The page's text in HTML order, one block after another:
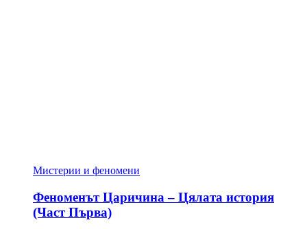
Мистерии и феномени
Феноменът Царичина – Цялата история
(Част Първа)